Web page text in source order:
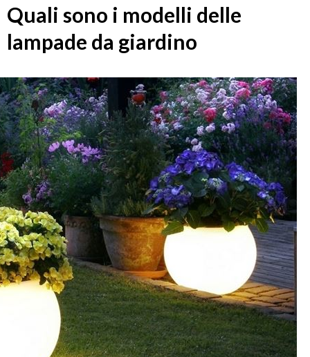
Quali sono i modelli delle
lampade da giardino